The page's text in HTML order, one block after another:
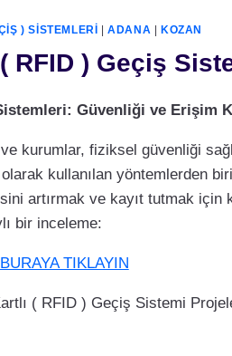
) SISTEMLERI |ADANA KOZAN
RFID ) Geçiş
Güvenliği ve Erişim
kurumlar, fiziksel güvenliği
kullanılan yöntemlerden
artırmak ve kayıt tutmak
bir inceleme:
BURAYA TIKLAYIN
( RFID ) Geçiş Sistemi